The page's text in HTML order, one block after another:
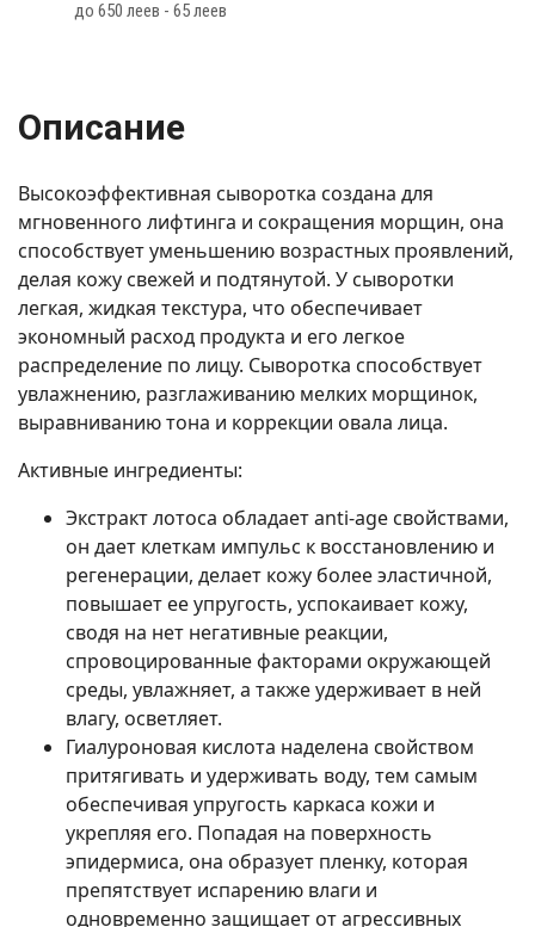
до 650 леев - 65 леев
Описание
Высокоэффективная сыворотка создана для
мгновенного лифтинга и сокращения морщин, она
способствует уменьшению возрастных проявлений,
делая кожу свежей и подтянутой. У сыворотки
легкая, жидкая текстура, что обеспечивает
экономный расход продукта и его легкое
распределение по лицу. Сыворотка способствует
увлажнению, разглаживанию мелких морщинок,
выравниванию тона и коррекции овала лица.
Активные ингредиенты:
Экстракт лотоса обладает anti-age свойствами,
он дает клеткам импульс к восстановлению и
регенерации, делает кожу более эластичной,
повышает ее упругость, успокаивает кожу,
сводя на нет негативные реакции,
спровоцированные факторами окружающей
среды, увлажняет, а также удерживает в ней
влагу, осветляет.
Гиалуроновая кислота наделена свойством
притягивать и удерживать воду, тем самым
обеспечивая упругость каркаса кожи и
укрепляя его. Попадая на поверхность
эпидермиса, она образует пленку, которая
препятствует испарению влаги и
одновременно защищает от агрессивных